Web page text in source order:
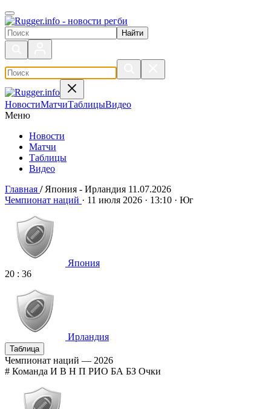
Поиск по сайту
НовостиМатчиТаблицыВидео
Меню
Новости
Матчи
Таблицы
Видео
Главная / Япония - Ирландия 11.07.2026
Япония - Ирландия 11.07.2026
Чемпионат наций · 11 июля 2026 · 13:10 · Юг
Япония
20 : 36
Ирландия
Таблица
Чемпионат наций — 2026
# Команда И В Н П РИО БА БЗ Очки